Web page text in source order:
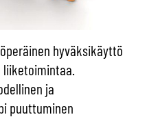
hyväksikäyttö
ja
puuttuminen